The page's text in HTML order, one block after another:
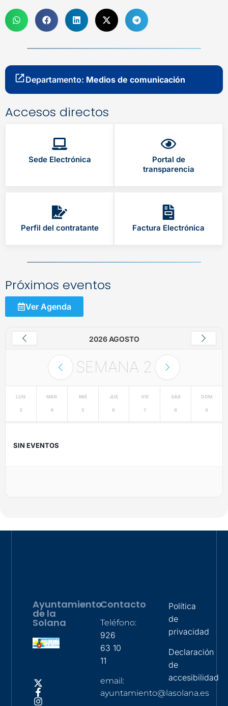
Departamento: Medios de comunicación
Accesos directos
Sede Electrónica
Portal de
transparencia
Perfil del contratante Factura Electrónica
Próximos eventos
Ver Agenda
2026 AGOSTO
SEMANA 2
LUN
3
MAR
4
MIÉ
5
JUE
6
VIE
7
SÁB
8
DOM
9
SIN EVENTOS
Ayuntamiento
de la
Solana
Contacto
Teléfono:
926
63 10
11
email:
ayuntamiento@lasolana.es
Política
de
privacidad
Declaración
de
accesibilidad